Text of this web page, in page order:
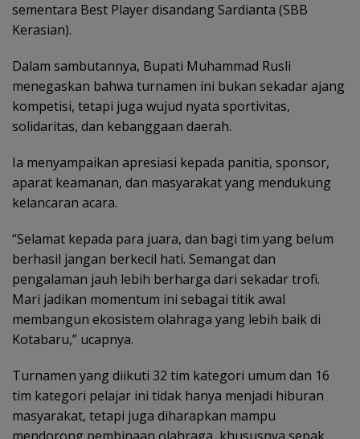
sementara Best Player disandang Sardianta (SBB
Kerasian).
Dalam sambutannya, Bupati Muhammad Rusli
menegaskan bahwa turnamen ini bukan sekadar ajang
kompetisi, tetapi juga wujud nyata sportivitas,
solidaritas, dan kebanggaan daerah.
Ia menyampaikan apresiasi kepada panitia, sponsor,
aparat keamanan, dan masyarakat yang mendukung
kelancaran acara.
“Selamat kepada para juara, dan bagi tim yang belum
berhasil jangan berkecil hati. Semangat dan
pengalaman jauh lebih berharga dari sekadar trofi.
Mari jadikan momentum ini sebagai titik awal
membangun ekosistem olahraga yang lebih baik di
Kotabaru,” ucapnya.
Turnamen yang diikuti 32 tim kategori umum dan 16
tim kategori pelajar ini tidak hanya menjadi hiburan
masyarakat, tetapi juga diharapkan mampu